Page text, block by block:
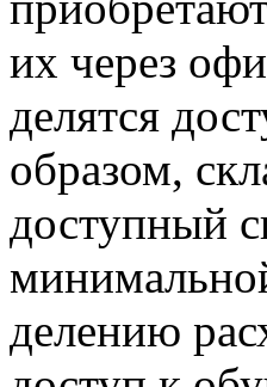
их через
делятся
образом,
доступный
делению